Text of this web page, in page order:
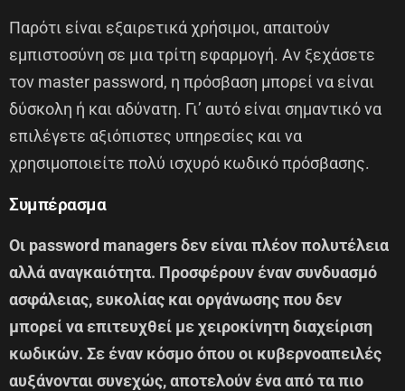
Παρότι είναι εξαιρετικά χρήσιμοι, απαιτούν
εμπιστοσύνη σε μια τρίτη εφαρμογή. Αν ξεχάσετε
τον master password, η πρόσβαση μπορεί να είναι
δύσκολη ή και αδύνατη. Γι’ αυτό είναι σημαντικό να
επιλέγετε αξιόπιστες υπηρεσίες και να
χρησιμοποιείτε πολύ ισχυρό κωδικό πρόσβασης.
Συμπέρασμα
Οι password managers δεν είναι πλέον πολυτέλεια
αλλά αναγκαιότητα. Προσφέρουν έναν συνδυασμό
ασφάλειας, ευκολίας και οργάνωσης που δεν
μπορεί να επιτευχθεί με χειροκίνητη διαχείριση
κωδικών. Σε έναν κόσμο όπου οι κυβερνοαπειλές
αυξάνονται συνεχώς, αποτελούν ένα από τα πιο